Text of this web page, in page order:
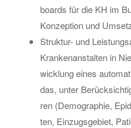
boards für die KH im
Kon­zep­ti­on und
Struk­tur- und
Kran­ken­an­stal­ten in
wick­lung eines
das, unter
ren (De­mo­gra­phie,
ten, Ein­zugs­ge­biet,